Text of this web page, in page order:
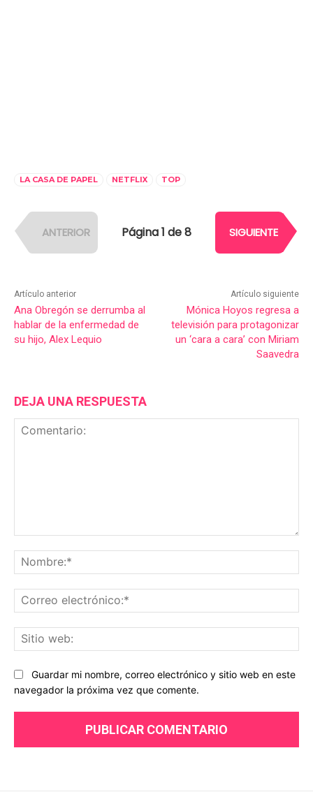
LA CASA DE PAPEL NETFLIX TOP
ANTERIOR Página 1 de 8 SIGUIENTE
Artículo anterior
Ana Obregón se derrumba al
hablar de la enfermedad de
su hijo, Alex Lequio
Artículo siguiente
Mónica Hoyos regresa a
televisión para protagonizar
un ‘cara a cara’ con Miriam
Saavedra
DEJA UNA RESPUESTA
Guardar mi nombre, correo electrónico y sitio web en este
navegador la próxima vez que comente.